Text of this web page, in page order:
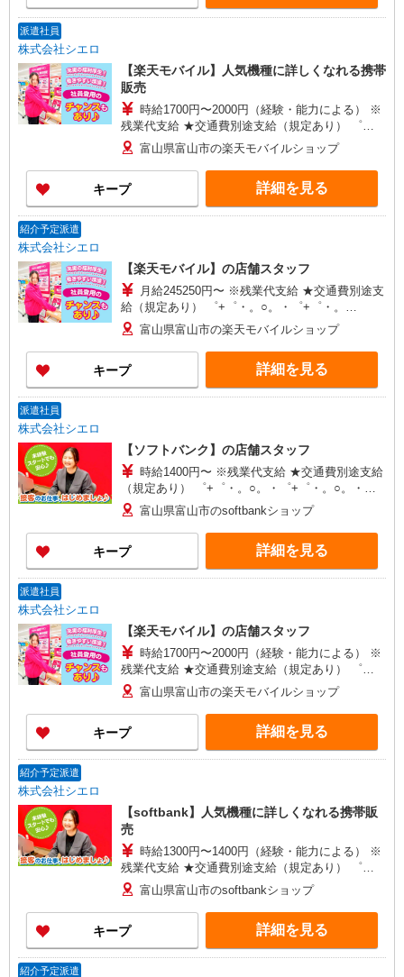
派遣社員
株式会社シエロ
【楽天モバイル】人気機種に詳しくなれる携帯
販売
時給1700円〜2000円（経験・能力による） ※
残業代支給 ★交通費別途支給（規定あり） ゜
+゜・。○。・゜+゜・。○。・゜+゜ 入社祝い金10
万円支給(規定有) お友達を紹介頂くと, インセンテ
ィブ支給(規定有) ★月2回払い・週払い可能（規程
有）★ ゜・。○。・゜+゜・。○。・゜+゜
富山県富山市の楽天モバイルショップ
キープ 詳細を見る
紹介予定派遣
株式会社シエロ
【楽天モバイル】の店舗スタッフ
月給245250円〜 ※残業代支給 ★交通費別途支
給（規定あり） ゜+゜・。○。・゜+゜・。
○。・゜+゜ 入社祝い金10万円支給(規定有) お友達
を紹介頂くと, インセンティブ支給(規定有) ゜・。
○。・゜+゜・。○。・゜+゜
富山県富山市の楽天モバイルショップ
キープ 詳細を見る
派遣社員
株式会社シエロ
【ソフトバンク】の店舗スタッフ
時給1400円〜 ※残業代支給 ★交通費別途支給
（規定あり） ゜+゜・。○。・゜+゜・。○。・゜
+゜ 入社祝い金10万円支給(規定有) お友達を紹介
頂くと, インセンティブ支給(規定有) ★月2回払
い・週払い可能（規程有）★ ゜・。○。・゜
+゜・。○。・゜+゜
富山県富山市のsoftbankショップ
キープ 詳細を見る
派遣社員
株式会社シエロ
【楽天モバイル】の店舗スタッフ
時給1700円〜2000円（経験・能力による） ※
残業代支給 ★交通費別途支給（規定あり） ゜
+゜・。○。・゜+゜・。○。・゜+゜ 入社祝い金10
万円支給(規定有) お友達を紹介頂くと, インセンテ
ィブ支給(規定有) ★月2回払い・週払い可能（規程
有）★ ゜・。○。・゜+゜・。○。・゜+゜
富山県富山市の楽天モバイルショップ
キープ 詳細を見る
紹介予定派遣
株式会社シエロ
【softbank】人気機種に詳しくなれる携帯販
売
時給1300円〜1400円（経験・能力による） ※
残業代支給 ★交通費別途支給（規定あり） ゜
+゜・。○。・゜+゜・。○。・゜+゜ 入社祝い金10
万円支給(規定有) お友達を紹介頂くと, インセンテ
ィブ支給(規定有) ★月2回払い・週払い可能（規程
有）★ ゜・。○。・゜+゜・。○。・゜+゜
富山県富山市のsoftbankショップ
キープ 詳細を見る
紹介予定派遣